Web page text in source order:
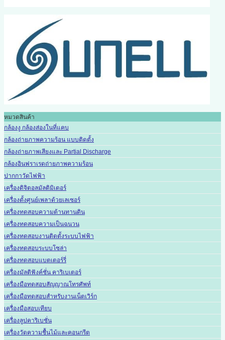
หมวดสินค้า
กล้องงู กล้องส่องในที่แคบ
กล้องถ่ายภาพความร้อน แบบติดตั้ง
กล้องถ่ายภาพเสียงและ Partial Discharge
กล้องอินฟราเรดถ่ายภาพความร้อน
ปากกาวัดไฟฟ้า
เครื่องดิจิตอลมัลติมิเตอร์
เครื่องตั้งศูนย์เพลาด้วยเลเซอร์
เครื่องทดสอบความต้านทานดิน
เครื่องทดสอบความเป็นฉนวน
เครื่องทดสอบงานติดตั้งระบบไฟฟ้า
เครื่องทดสอบระบบโซล่า
เครื่องทดสอบแบตเตอร์รี่
เครื่องมัลติฟังค์ชั่น คาริเบเตอร์
เครื่องมือทดสอบสัญญาณโทรศัพท์
เครื่องมือทดสอบสำหรับงานเน็ตเวิร์ก
เครื่องมือสอบเทียบ
เครื่องลูปคาริเบชั่น
เครื่องวัดความชื้นไม้และคอนกรีต